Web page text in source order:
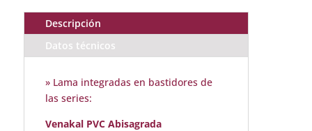
Descripción
Datos técnicos
» Lama integradas en bastidores de
las series:
Venakal PVC Abisagrada